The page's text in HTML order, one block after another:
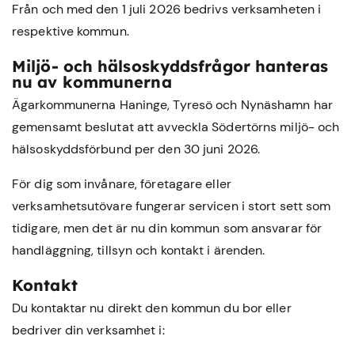
Från och med den 1 juli 2026 bedrivs verksamheten i
respektive kommun.
Miljö- och hälsoskyddsfrågor hanteras
nu av kommunerna
Ägarkommunerna Haninge, Tyresö och Nynäshamn har
gemensamt beslutat att avveckla Södertörns miljö- och
hälsoskyddsförbund per den 30 juni 2026.
För dig som invånare, företagare eller
verksamhetsutövare fungerar servicen i stort sett som
tidigare, men det är nu din kommun som ansvarar för
handläggning, tillsyn och kontakt i ärenden.
Kontakt
Du kontaktar nu direkt den kommun du bor eller
bedriver din verksamhet i: